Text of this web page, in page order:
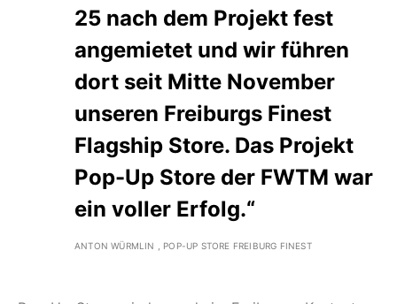
25 nach dem Projekt fest
angemietet und wir führen
dort seit Mitte November
unseren Freiburgs Finest
Flagship Store. Das Projekt
Pop-Up Store der FWTM war
ein voller Erfolg.“
ANTON WÜRMLIN , POP-UP STORE FREIBURG FINEST